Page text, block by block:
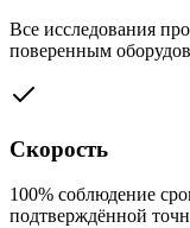
Все исследования
поверенным
Скорость
100% соблюдение
подтверждённой